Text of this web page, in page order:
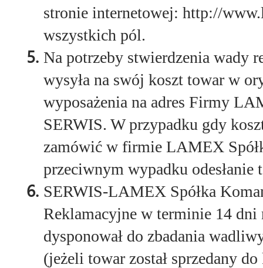
stronie internetowej: http://
wszystkich pól.
Na potrzeby stwierdzenia wady
wysyła na swój koszt towar w
wyposażenia na adres Firmy
SERWIS. W przypadku gdy
zamówić w firmie LAMEX
przeciwnym wypadku odesłanie
SERWIS-LAMEX Spółka
Reklamacyjne w terminie 14
dysponował do zbadania
(jeżeli towar został sprzedany